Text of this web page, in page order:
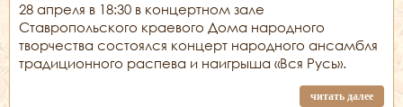
28 апреля в 18:30 в концертном зале
Ставропольского краевого Дома народного
творчества состоялся концерт народного ансамбля
традиционного распева и наигрыша «Вся Русь».
читать далее